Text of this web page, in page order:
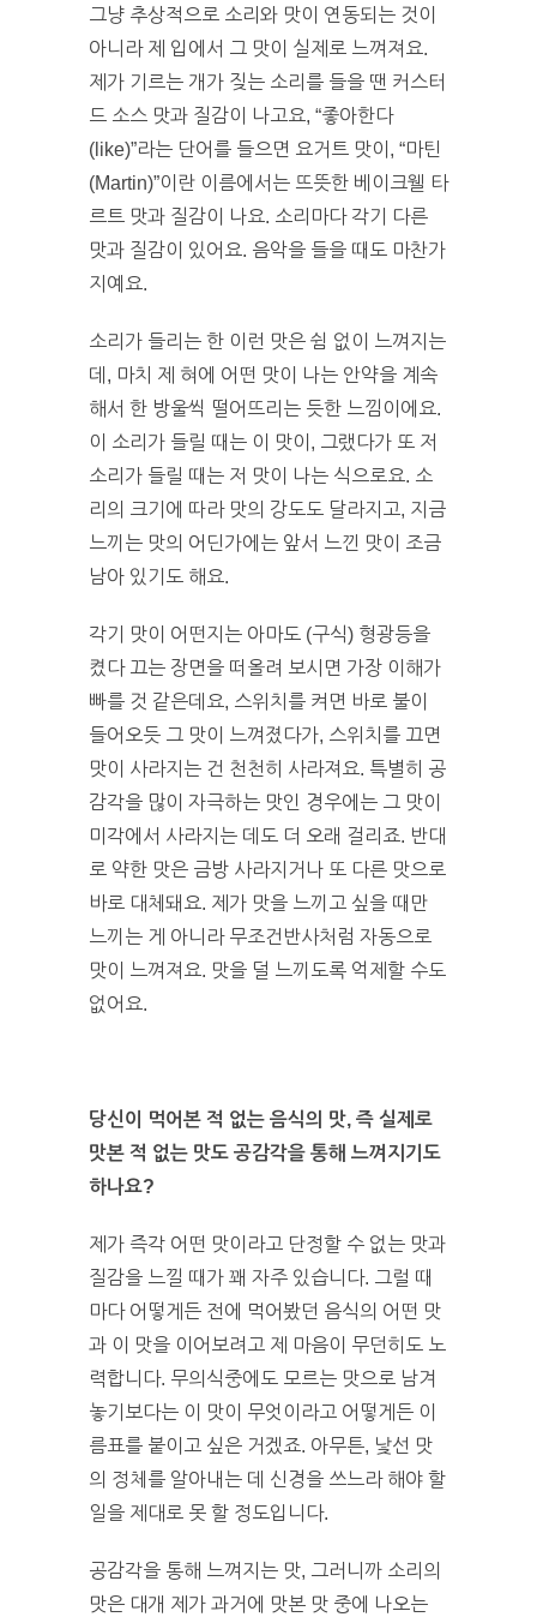
그냥 추상적으로 소리와 맛이 연동되는 것이
아니라 제 입에서 그 맛이 실제로 느껴져요.
제가 기르는 개가 짖는 소리를 들을 땐 커스터
드 소스 맛과 질감이 나고요, “좋아한다
(like)”라는 단어를 들으면 요거트 맛이, “마틴
(Martin)”이란 이름에서는 뜨뜻한 베이크웰 타
르트 맛과 질감이 나요. 소리마다 각기 다른
맛과 질감이 있어요. 음악을 들을 때도 마찬가
지예요.
소리가 들리는 한 이런 맛은 쉼 없이 느껴지는
데, 마치 제 혀에 어떤 맛이 나는 안약을 계속
해서 한 방울씩 떨어뜨리는 듯한 느낌이에요.
이 소리가 들릴 때는 이 맛이, 그랬다가 또 저
소리가 들릴 때는 저 맛이 나는 식으로요. 소
리의 크기에 따라 맛의 강도도 달라지고, 지금
느끼는 맛의 어딘가에는 앞서 느낀 맛이 조금
남아 있기도 해요.
각기 맛이 어떤지는 아마도 (구식) 형광등을
켰다 끄는 장면을 떠올려 보시면 가장 이해가
빠를 것 같은데요, 스위치를 켜면 바로 불이
들어오듯 그 맛이 느껴졌다가, 스위치를 끄면
맛이 사라지는 건 천천히 사라져요. 특별히 공
감각을 많이 자극하는 맛인 경우에는 그 맛이
미각에서 사라지는 데도 더 오래 걸리죠. 반대
로 약한 맛은 금방 사라지거나 또 다른 맛으로
바로 대체돼요. 제가 맛을 느끼고 싶을 때만
느끼는 게 아니라 무조건반사처럼 자동으로
맛이 느껴져요. 맛을 덜 느끼도록 억제할 수도
없어요.
당신이 먹어본 적 없는 음식의 맛, 즉 실제로
맛본 적 없는 맛도 공감각을 통해 느껴지기도
하나요?
제가 즉각 어떤 맛이라고 단정할 수 없는 맛과
질감을 느낄 때가 꽤 자주 있습니다. 그럴 때
마다 어떻게든 전에 먹어봤던 음식의 어떤 맛
과 이 맛을 이어보려고 제 마음이 무던히도 노
력합니다. 무의식중에도 모르는 맛으로 남겨
놓기보다는 이 맛이 무엇이라고 어떻게든 이
름표를 붙이고 싶은 거겠죠. 아무튼, 낯선 맛
의 정체를 알아내는 데 신경을 쓰느라 해야 할
일을 제대로 못 할 정도입니다.
공감각을 통해 느껴지는 맛, 그러니까 소리의
맛은 대개 제가 과거에 맛본 맛 중에 나오는